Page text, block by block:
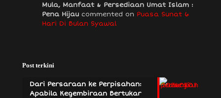
Mula, Manfaat & Persediaan Umat Islam :
Pena Hijau commented on Puasa Sunat 6
Hari Di Bulan Syawal
Post terkini
Dari Persaraan ke Perpisahan:
Apabila Kegembiraan Bertukar